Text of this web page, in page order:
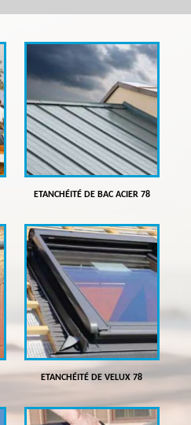
ETANCHÉITÉ DE BAC ACIER 78
ETANCHÉITÉ DE VELUX 78